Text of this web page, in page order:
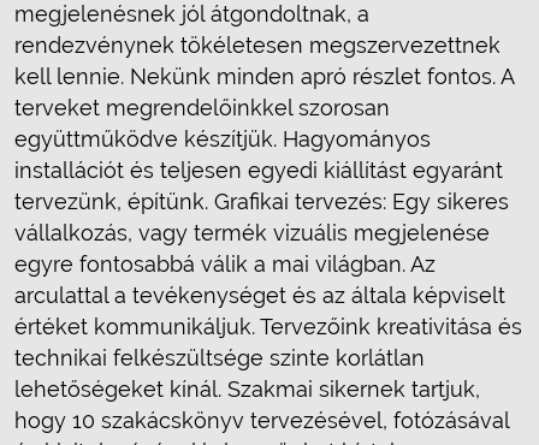
megjelenésnek jól átgondoltnak, a
rendezvénynek tökéletesen megszervezettnek
kell lennie. Nekünk minden apró részlet fontos. A
terveket megrendelőinkkel szorosan
együttműködve készítjük. Hagyományos
installációt és teljesen egyedi kiállítást egyaránt
tervezünk, építünk. Grafikai tervezés: Egy sikeres
vállalkozás, vagy termék vizuális megjelenése
egyre fontosabbá válik a mai világban. Az
arculattal a tevékenységet és az általa képviselt
értéket kommunikáljuk. Tervezőink kreativitása és
technikai felkészültsége szinte korlátlan
lehetőségeket kínál. Szakmai sikernek tartjuk,
hogy 10 szakácskönyv tervezésével, fotózásával